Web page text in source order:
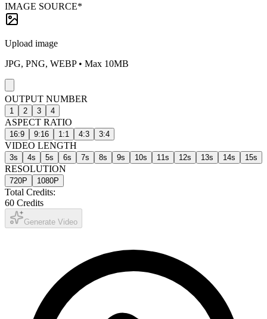
IMAGE SOURCE*
Upload image
JPG, PNG, WEBP • Max 10MB
OUTPUT NUMBER
1 2 3 4
ASPECT RATIO
16:9 9:16 1:1 4:3 3:4
VIDEO LENGTH
3s 4s 5s 6s 7s 8s 9s 10s 11 s 12s 13s 14s 15s
RESOLUTION
720P 1080P
Total Credits:
60 Credits
Generate Video